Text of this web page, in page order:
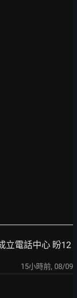
立電話中心 盼12
15小時前, 08/09